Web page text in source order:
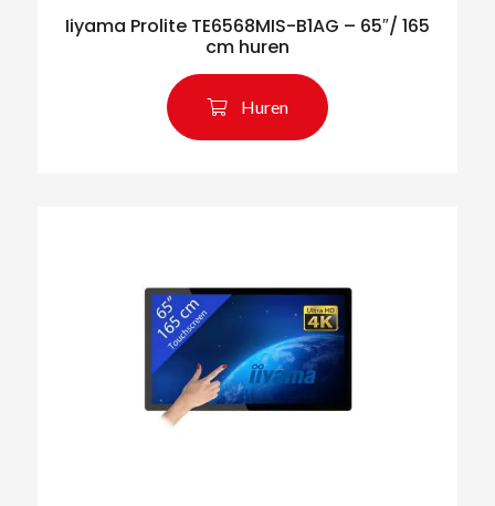
Iiyama Prolite TE6568MIS-B1AG – 65″/ 165
cm huren
Huren